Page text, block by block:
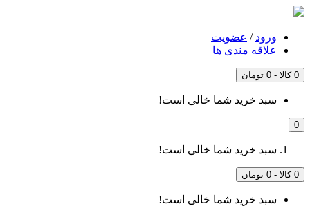
ورود / عضویت
علاقه مندی ها
0 کالا - 0 تومان
سبد خرید شما خالی است!
0
سبد خرید شما خالی است!
0 کالا - 0 تومان
سبد خرید شما خالی است!